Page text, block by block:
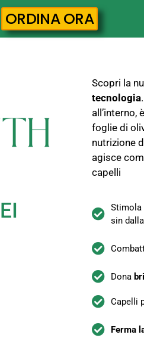
ORDINA ORA
Scopri la
tecnologia
foglie di
nutrizione
agisce
capelli
sin
Dona
Capelli
Ferma